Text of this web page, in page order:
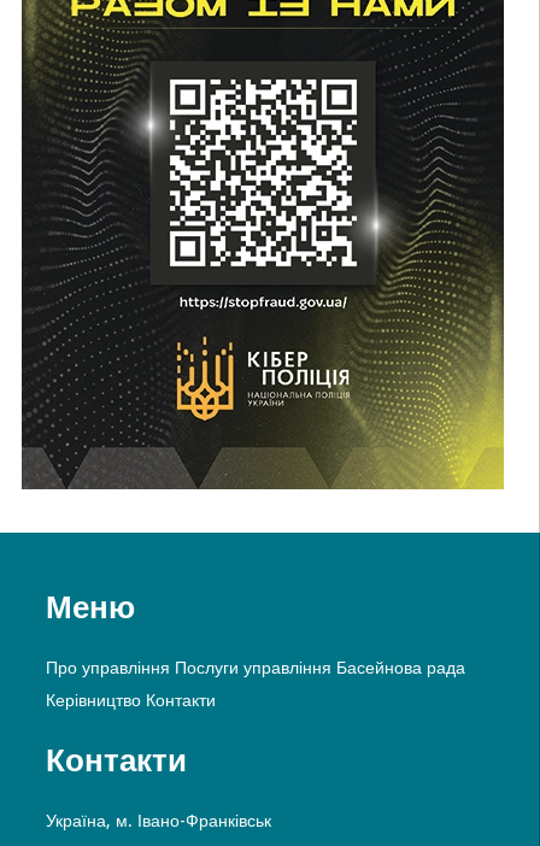
Меню
Про управління Послуги управління Басейнова рада
Керівництво Контакти
Контакти
Україна, м. Івано-Франківськ